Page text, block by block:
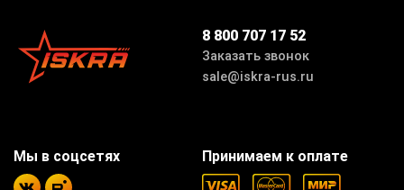
8 800 707 17 52
Заказать звонок
sale@iskra-rus.ru
Принимаем к оплате
Мы в соцсетях